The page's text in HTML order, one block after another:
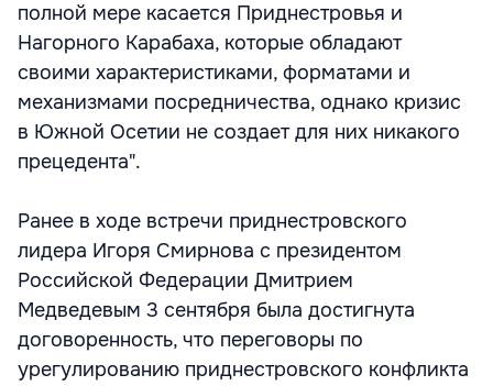
полной мере касается Приднестровья и
Нагорного Карабаха, которые обладают
своими характеристиками, форматами и
механизмами посредничества, однако кризис
в Южной Осетии не создает для них никакого
прецедента".
Ранее в ходе встречи приднестровского
лидера Игоря Смирнова с президентом
Российской Федерации Дмитрием
Медведевым 3 сентября была достигнута
договоренность, что переговоры по
урегулированию приднестровского конфликта